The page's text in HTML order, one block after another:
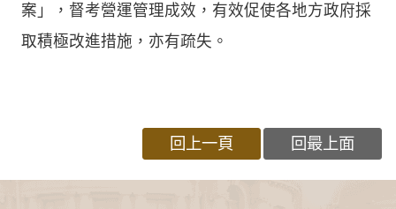
案」，督考營運管理成效，有效促使各地方政府採
取積極改進措施，亦有疏失。
回上一頁 回最上面